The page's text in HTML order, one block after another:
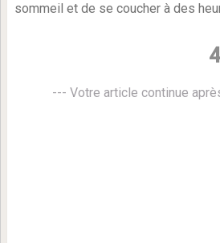
sommeil et de se coucher à des
--- Votre article continue